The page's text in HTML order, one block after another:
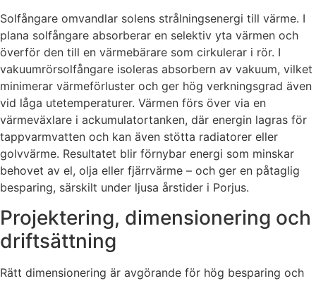
Solfångare omvandlar solens strålningsenergi till värme. I
plana solfångare absorberar en selektiv yta värmen och
överför den till en värmebärare som cirkulerar i rör. I
vakuumrörsolfångare isoleras absorbern av vakuum, vilket
minimerar värmeförluster och ger hög verkningsgrad även
vid låga utetemperaturer. Värmen förs över via en
värmeväxlare i ackumulatortanken, där energin lagras för
tappvarmvatten och kan även stötta radiatorer eller
golvvärme. Resultatet blir förnybar energi som minskar
behovet av el, olja eller fjärrvärme – och ger en påtaglig
besparing, särskilt under ljusa årstider i Porjus.
Projektering, dimensionering och
driftsättning
Rätt dimensionering är avgörande för hög besparing och